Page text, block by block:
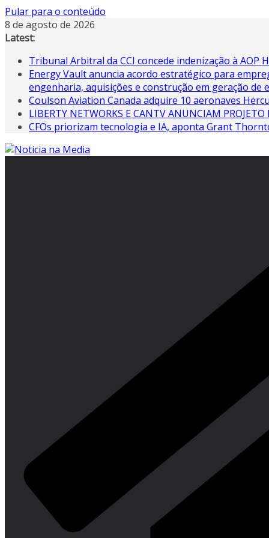
Pular para o conteúdo
8 de agosto de 2026
Latest:
Tribunal Arbitral da CCI concede indenização à AOP
Energy Vault anuncia acordo estratégico para
engenharia, aquisições e construção em geração
Coulson Aviation Canada adquire 10 aeronaves
LIBERTY NETWORKS E CANTV ANUNCIAM
CFOs priorizam tecnologia e IA, aponta Grant